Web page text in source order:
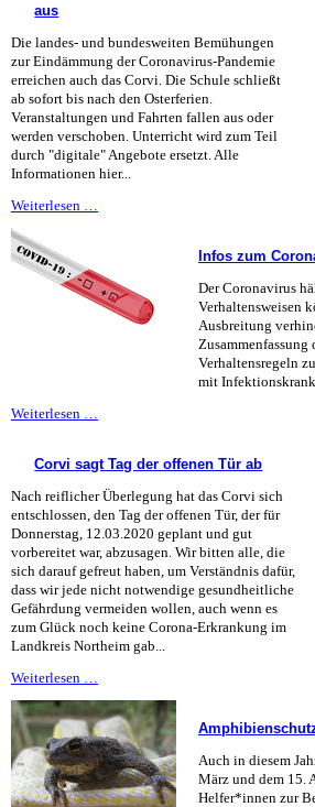
aus
Die landes- und bundesweiten Bemühungen
zur Eindämmung der Coronavirus-Pandemie
erreichen auch das Corvi. Die Schule schließt
ab sofort bis nach den Osterferien.
Veranstaltungen und Fahrten fallen aus oder
werden verschoben. Unterricht wird zum Teil
durch "digitale" Angebote ersetzt. Alle
Informationen hier...
Weiterlesen …
17.4.
aus
Infos zum
Der Coronavirus
Verhaltensweisen
Ausbreitung
Verhaltensregeln
mit
Weiterlesen …
Corvi sagt Tag der offenen Tür ab
Nach reiflicher Überlegung hat das Corvi sich
entschlossen, den Tag der offenen Tür, der für
Donnerstag, 12.03.2020 geplant und gut
vorbereitet war, abzusagen. Wir bitten alle, die
sich darauf gefreut haben, um Verständnis dafür,
dass wir jede nicht notwendige gesundheitliche
Gefährdung vermeiden wollen, auch wenn es
zum Glück noch keine Corona-Erkrankung im
Landkreis Northeim gab...
Weiterlesen …
Tag
der
offenen
Tür
ab
Auch in diesem
März und dem 15.
Helfer*innen zur